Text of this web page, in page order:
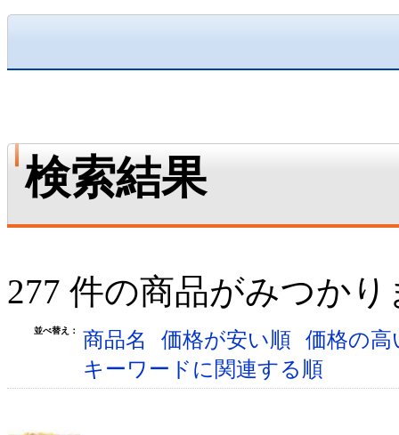
検索結果
277 件の商品がみつか
並べ替え： 商品名 価格が安い順 価格の
キーワードに関連する順